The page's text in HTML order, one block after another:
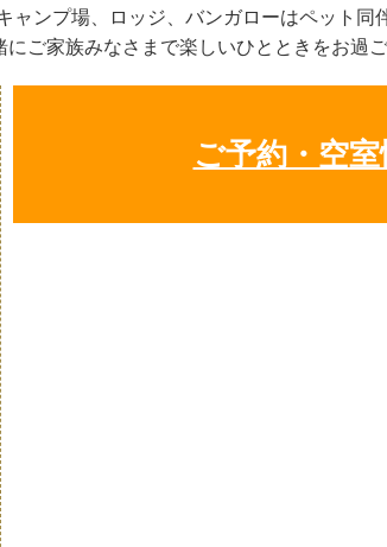
ャンプ場、ロッジ、バンガローはペット同
にご家族みなさまで楽しいひとときをお過ご
ご予約・空